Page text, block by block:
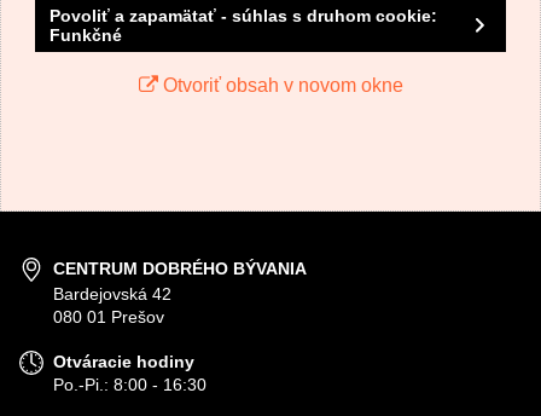
Odoslať
Povoliť a zapamätať - súhlas s druhom cookie:
Funkčné
Otvoriť obsah v novom okne
CENTRUM DOBRÉHO BÝVANIA
Bardejovská 42
080 01 Prešov
Otváracie hodiny
Po.-Pi.: 8:00 - 16:30